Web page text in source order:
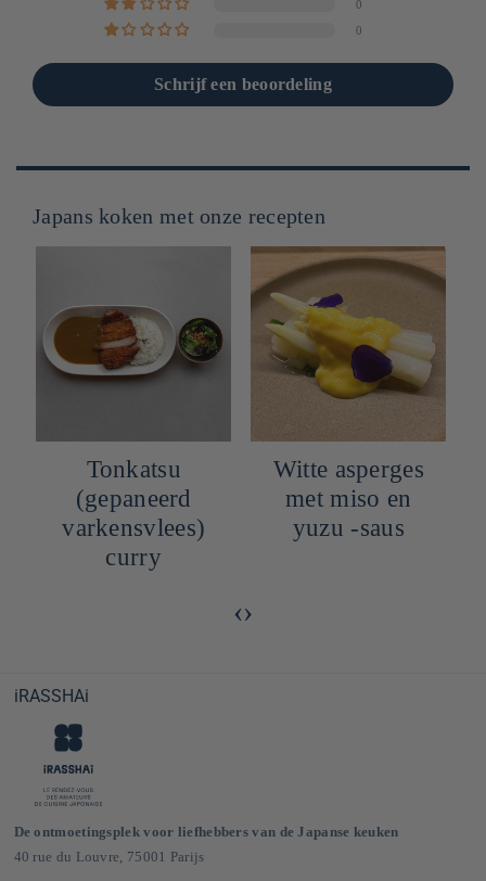
0
0
Schrijf een beoordeling
Japans koken met onze recepten
Tonkatsu
(gepaneerd
varkensvlees)
curry
Witte asperges
met miso en
yuzu -saus
‹›
iRASSHAi
De ontmoetingsplek voor liefhebbers van de Japanse keuken
40 rue du Louvre, 75001 Parijs